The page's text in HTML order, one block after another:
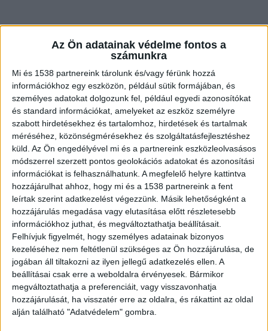
Az Ön adatainak védelme fontos a
számunkra
Mi és 1538 partnereink tárolunk és/vagy férünk hozzá
információkhoz egy eszközön, például sütik formájában, és
személyes adatokat dolgozunk fel, például egyedi azonosítókat
és standard információkat, amelyeket az eszköz személyre
szabott hirdetésekhez és tartalomhoz, hirdetések és tartalmak
méréséhez, közönségmérésekhez és szolgáltatásfejlesztéshez
küld. Az Ön engedélyével mi és a partnereink eszközleolvasásos
módszerrel szerzett pontos geolokációs adatokat és azonosítási
információkat is felhasználhatunk. A megfelelő helyre kattintva
hozzájárulhat ahhoz, hogy mi és a 1538 partnereink a fent
leírtak szerint adatkezelést végezzünk. Másik lehetőségként a
hozzájárulás megadása vagy elutasítása előtt részletesebb
információkhoz juthat, és megváltoztathatja beállításait.
Felhívjuk figyelmét, hogy személyes adatainak bizonyos
kezeléséhez nem feltétlenül szükséges az Ön hozzájárulása, de
jogában áll tiltakozni az ilyen jellegű adatkezelés ellen. A
beállításai csak erre a weboldalra érvényesek. Bármikor
megváltoztathatja a preferenciáit, vagy visszavonhatja
hozzájárulását, ha visszatér erre az oldalra, és rákattint az oldal
alján található "Adatvédelem" gombra.
A harmónikájával együtt temetik
14 órakor kezdődött a szertartás, Babicsek
Bernát koporsóján ott volt a harmónikája. A
család mellett barátok és a kollégák búcsúznak a
színésztől. Ott van Szikora Róbert és az Irigy
Hónaljmirigy tagjai is.